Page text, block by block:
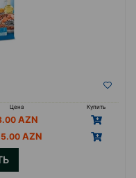
Цена
Купить